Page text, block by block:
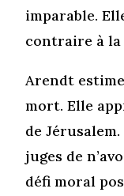
imparable.
contraire à la
Arendt
mort. Elle
de
juges de
défi moral